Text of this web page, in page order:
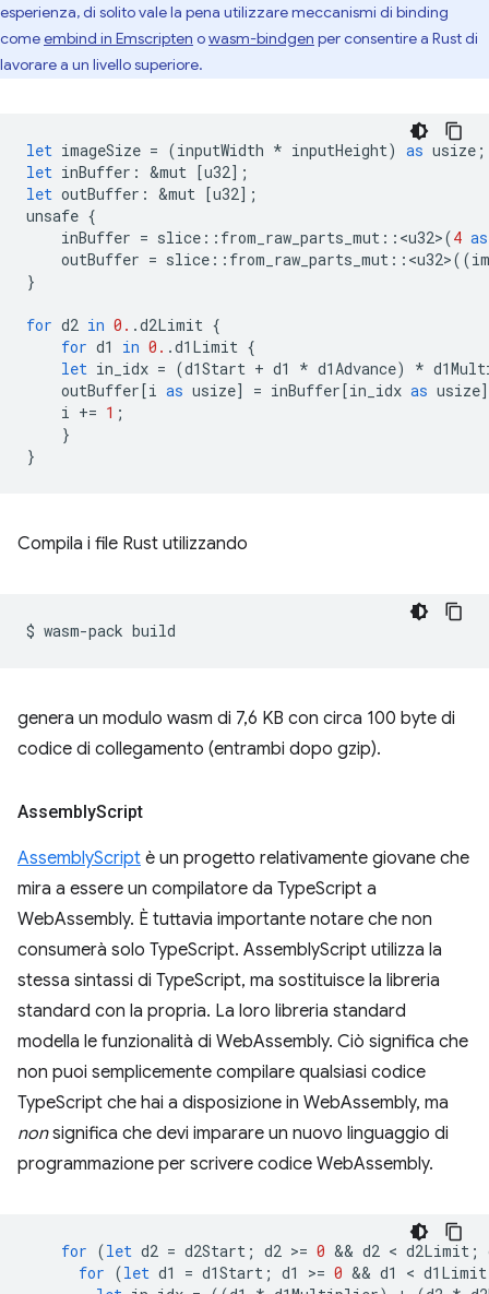
esperienza, di solito vale la pena utilizzare meccanismi di binding
comeembind in Emscripten owasm-bindgen per consentire a Rust di
lavorare a un livello superiore.
let imageSize = (inputWidth * inputHeight) as usize ;
let inBuffer : &mut [u32];
let outBuffer : &mut [u32];
unsafe {
inBuffer = slice :: from_raw_parts_mut :: <u32>(4 as
outBuffer = slice :: from_raw_parts_mut :: <u32>((
}
for d2 in 0. .d2Limit {
for d1 in 0. .d1Limit {
let in_idx = (d1Start + d1 * d1Advance) *
outBuffer[i as usize] = inBuffer[in_idx as usize
i += 1 ;
}
}
Compila i file Rust utilizzando
$ wasm-pack
genera un modulo wasm di 7,6 KB con circa 100 byte di
codice di collegamento (entrambi dopo gzip).
AssemblyScript
AssemblyScript è un progetto relativamente giovane che
mira a essere un compilatore da TypeScript a
WebAssembly. È tuttavia importante notare che non
consumerà solo TypeScript. AssemblyScript utilizza la
stessa sintassi di TypeScript, ma sostituisce la libreria
standard con la propria. La loro libreria standard
modella le funzionalità di WebAssembly. Ciò significa che
non puoi semplicemente compilare qualsiasi codice
TypeScript che hai a disposizione in WebAssembly, ma
nonsignifica che devi imparare un nuovo linguaggio di
programmazione per scrivere codice WebAssembly.
for (let d2 = d2Start ; d2 >= 0 && d2 < d2Limit ;
for (let d1 = d1Start ; d1 >= 0 && d1 < d1Limit